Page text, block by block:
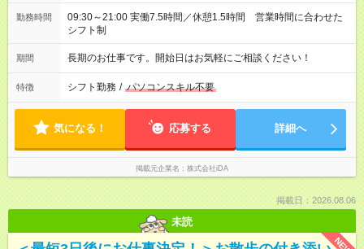
勤務時間
09:30～21:00 実働7.5時間／休憩1.5時間 営業時間に合わせた
シフト制
期間 長期のお仕事です。開始日はお気軽にご相談ください！
特徴 シフト勤務 / パソコンスキル不要
気になる！ 応募する 詳細へ
掲載元企業名 株式会社iDA
掲載日：2026.08.06
未読